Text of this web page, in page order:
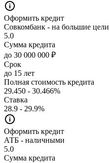
Оформить кредит
Совкомбанк - на большие цели
5.0
Сумма кредита
до 30 000 000 ₽
Срок
до 15 лет
Полная стоимость кредита
29.450 - 30.466%
Ставка
28.9 - 29.9%
Оформить кредит
АТБ - наличными
5.0
Сумма кредита